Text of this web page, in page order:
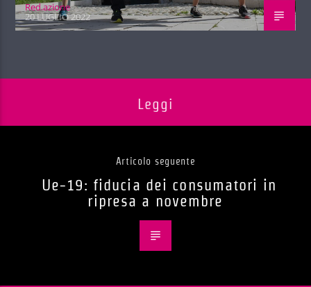
Red.azione
20 LUGLIO 2022
Leggi
Articolo seguente
Ue-19: fiducia dei consumatori in
ripresa a novembre